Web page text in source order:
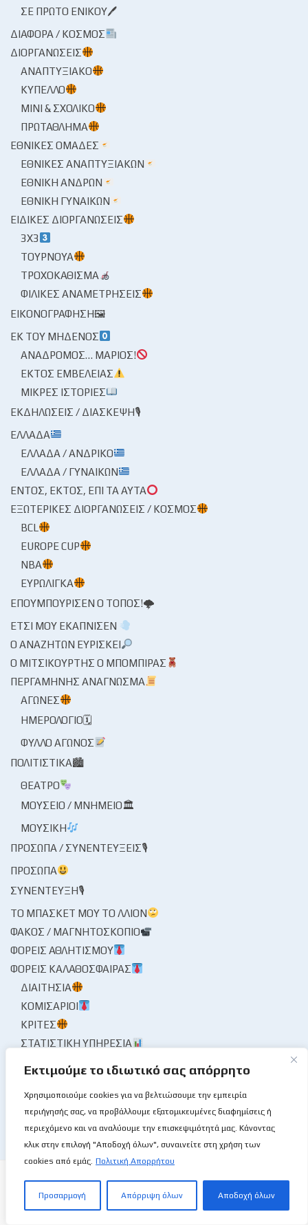
Εκτιμούμε το ιδιωτικό σας απόρρητο
Χρησιμοποιούμε cookies για να βελτιώσουμε την εμπειρία
περιήγησής σας, να προβάλλουμε εξατομικευμένες διαφημίσεις ή
περιεχόμενο και να αναλύουμε την επισκεψιμότητά μας. Κάνοντας
κλικ στην επιλογή "Αποδοχή όλων", συναινείτε στη χρήση των
cookies από εμάς. Πολιτική Απορρήτου
Προσαρμογή Απόρριψη όλων Αποδοχή όλων
ΣΕ ΠΡΏΤΟ ΕΝΙΚΟΎ🖊
ΔΙΆΦΟΡΑ / ΚΌΣΜΟΣ
ΔΙΟΡΓΑΝΏΣΕΙΣ
ΑΝΑΠΤΥΞΙΑΚΌ
ΚΎΠΕΛΛΟ
ΜΊΝΙ & ΣΧΟΛΙΚΌ
ΠΡΩΤΆΘΛΗΜΑ
ΕΘΝΙΚΈΣ ΟΜΆΔΕΣ
ΕΘΝΙΚΈΣ ΑΝΑΠΤΥΞΙΑΚΏΝ
ΕΘΝΙΚΉ ΑΝΔΡΏΝ
ΕΘΝΙΚΉ ΓΥΝΑΙΚΏΝ
ΕΙΔΙΚΈΣ ΔΙΟΡΓΑΝΏΣΕΙΣ
3X3
ΤΟΥΡΝΟΥΆ
ΤΡΟΧΟΚΆΘΙΣΜΑ
ΦΙΛΙΚΈΣ ΑΝΑΜΕΤΡΉΣΕΙΣ
ΕΙΚΟΝΟΓΡΆΦΗΣΗ🖼
ΕΚ ΤΟΥ ΜΗΔΕΝΌΣ
ΑΝΆΔΡΟΜΟΣ… ΜΆΡΙΟΣ!
ΕΚΤΌΣ ΕΜΒΈΛΕΙΑΣ
ΜΙΚΡΈΣ ΙΣΤΟΡΊΕΣ
ΕΚΔΗΛΏΣΕΙΣ / ΔΙΆΣΚΕΨΗ🎙
ΕΛΛΆΔΑ
ΕΛΛΆΔΑ / ΑΝΔΡΙΚΌ
ΕΛΛΆΔΑ / ΓΥΝΑΙΚΏΝ
ΕΝΤΌΣ, ΕΚΤΌΣ, ΕΠΊ ΤΑ ΑΥΤΆ
ΕΞΩΤΕΡΙΚΈΣ ΔΙΟΡΓΑΝΏΣΕΙΣ / ΚΌΣΜΟΣ
BCL
EUROPE CUP
NBA
ΕΥΡΩΛΊΓΚΑ
ΕΠΟΥΜΠΟΎΡΙΣΕΝ Ο ΤΌΠΟΣ!🌩
ΈΤΣΙ ΜΟΥ ΕΚΆΠΝΙΣΕΝ
Ο ΑΝΑΖΗΤΏΝ ΕΥΡΊΣΚΕΙ
Ο ΜΙΤΣΙΚΟΥΡΤΉΣ Ο ΜΠΌΜΠΙΡΑΣ
ΠΕΡΓΑΜΗΝΉΣ ΑΝΆΓΝΩΣΜΑ
ΑΓΏΝΕΣ
ΗΜΕΡΟΛΌΓΙΟ🗓
ΦΎΛΛΟ ΑΓΏΝΟΣ
ΠΟΛΙΤΙΣΤΙΚΆ🏙
ΘΈΑΤΡΟ
ΜΟΥΣΕΊΟ / ΜΝΗΜΕΊΟ🏛
ΜΟΥΣΙΚΉ
ΠΡΌΣΩΠΑ / ΣΥΝΕΝΤΕΎΞΕΙΣ🎙
ΠΡΌΣΩΠΑ
ΣΥΝΈΝΤΕΥΞΗ🎙
ΤΟ ΜΠΆΣΚΕΤ ΜΟΥ ΤΟ ΛΛΊΟΝ
ΦΑΚΌΣ / ΜΑΓΝΗΤΟΣΚΌΠΙΟ
ΦΟΡΕΊΣ ΑΘΛΗΤΙΣΜΟΎ
ΦΟΡΕΊΣ ΚΑΛΑΘΌΣΦΑΙΡΑΣ
ΔΙΑΙΤΗΣΊΑ
ΚΟΜΙΣΆΡΙΟΙ
ΚΡΙΤΈΣ
ΣΤΑΤΙΣΤΙΚΉ ΥΠΗΡΕΣΊΑ
ΩΡΑΊΑ ΜΟΥ ΚΥΡΊΑ